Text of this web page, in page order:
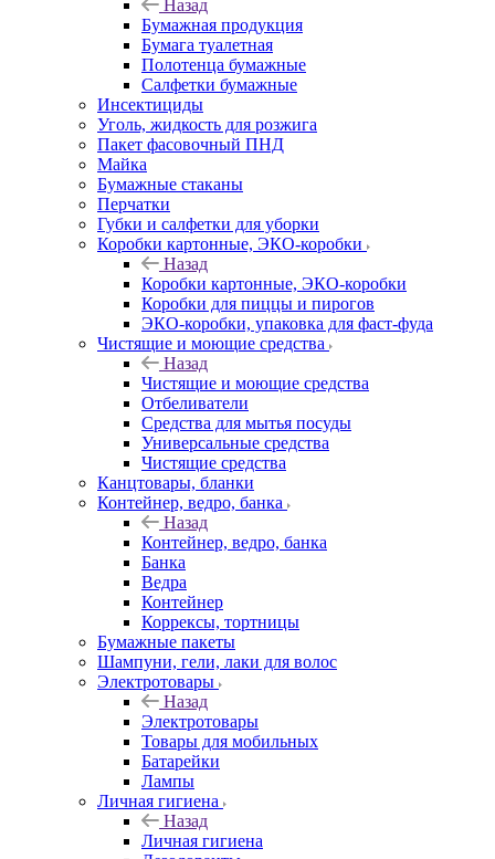
Назад
Бумажная продукция
Бумага туалетная
Полотенца бумажные
Салфетки бумажные
Инсектициды
Уголь, жидкость для розжига
Пакет фасовочный ПНД
Майка
Бумажные стаканы
Перчатки
Губки и салфетки для уборки
Коробки картонные, ЭКО-коробки
Назад
Коробки картонные, ЭКО-коробки
Коробки для пиццы и пирогов
ЭКО-коробки, упаковка для фаст-фуда
Чистящие и моющие средства
Назад
Чистящие и моющие средства
Отбеливатели
Средства для мытья посуды
Универсальные средства
Чистящие средства
Канцтовары, бланки
Контейнер, ведро, банка
Назад
Контейнер, ведро, банка
Банка
Ведра
Контейнер
Коррексы, тортницы
Бумажные пакеты
Шампуни, гели, лаки для волос
Электротовары
Назад
Электротовары
Товары для мобильных
Батарейки
Лампы
Личная гигиена
Назад
Личная гигиена